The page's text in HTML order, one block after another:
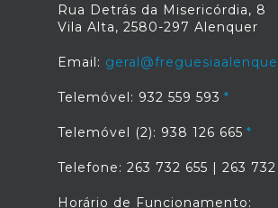
Rua Detrás da Misericórdia, 8
Vila Alta, 2580-297 Alenquer
Email:
Telemóvel: 932 559 593
Telemóvel (2): 938 126 665
Telefone: 263 732 655 | 263
Horário de Funcionamento: